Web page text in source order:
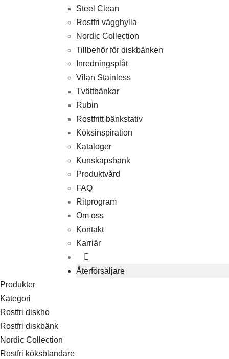
Steel Clean
Rostfri vägghylla
Nordic Collection
Tillbehör för diskbänken
Inredningsplåt
Vilan Stainless
Tvättbänkar
Rubin
Rostfritt bänkstativ
Köksinspiration
Kataloger
Kunskapsbank
Produktvård
FAQ
Ritprogram
Om oss
Kontakt
Karriär
Återförsäljare
Produkter
Kategori
Rostfri diskho
Rostfri diskbänk
Nordic Collection
Rostfri köksblandare